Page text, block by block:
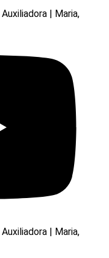
| Maria,
| Maria,